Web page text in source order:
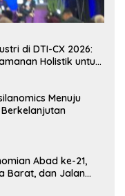
di DTI-CX 2026:
Holistik untuk
Menuju
Abad ke-21,
Barat, dan Jalan